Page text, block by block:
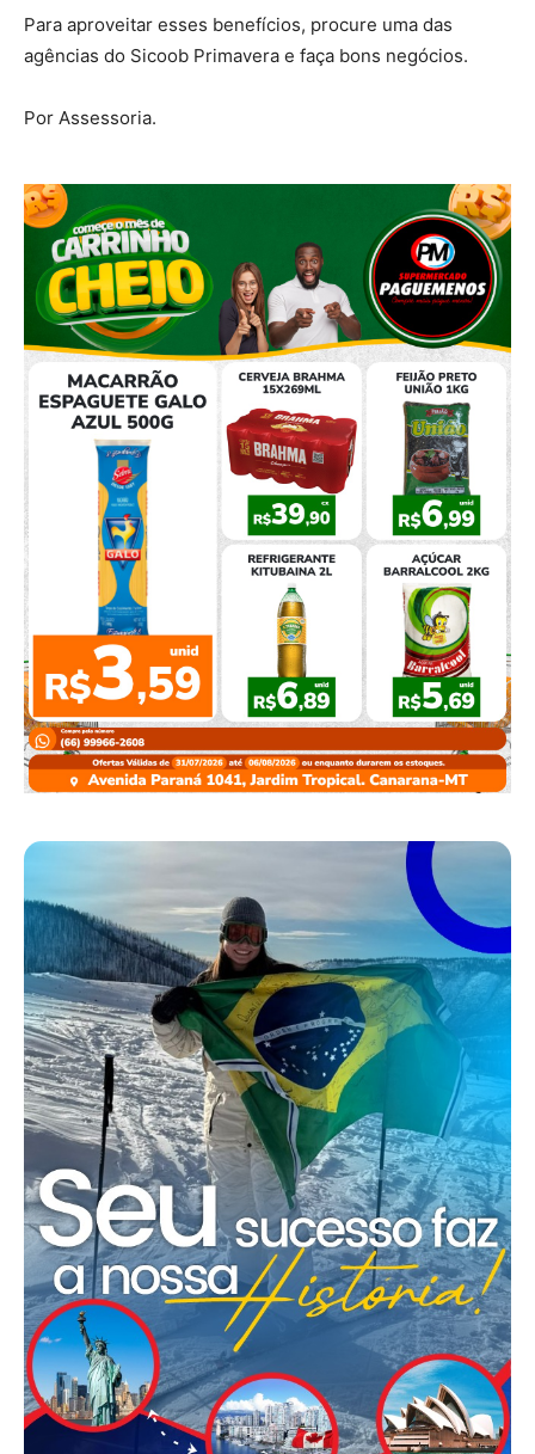
Para aproveitar esses benefícios, procure uma das
agências do Sicoob Primavera e faça bons negócios.
Por Assessoria.